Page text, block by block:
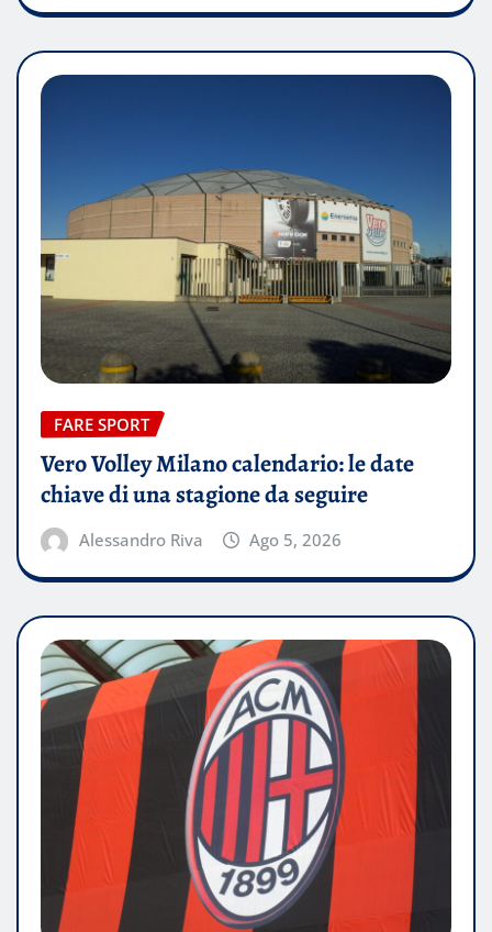
FARE SPORT
Vero Volley Milano calendario: le date
chiave di una stagione da seguire
Alessandro Riva Ago 5, 2026